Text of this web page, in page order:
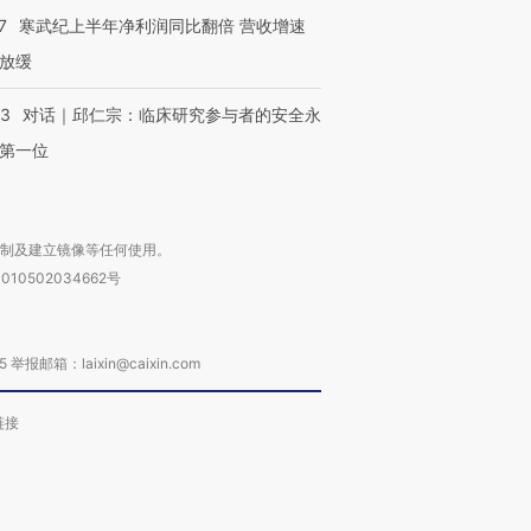
寒武纪上半年净利润同比翻倍 营收增速
缓
对话｜邱仁宗：临床研究参与者的安全永
一位
及建立镜像等任何使用。
号
举报邮箱：laixin@caixin.com
接